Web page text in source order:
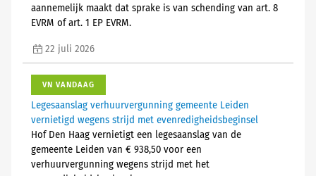
aannemelijk maakt dat sprake is van schending van art. 8
EVRM of art. 1 EP EVRM.
22 juli 2026
VN VANDAAG
Legesaanslag verhuurvergunning gemeente Leiden
vernietigd wegens strijd met evenredigheidsbeginsel
Hof Den Haag vernietigt een legesaanslag van de
gemeente Leiden van € 938,50 voor een
verhuurvergunning wegens strijd met het